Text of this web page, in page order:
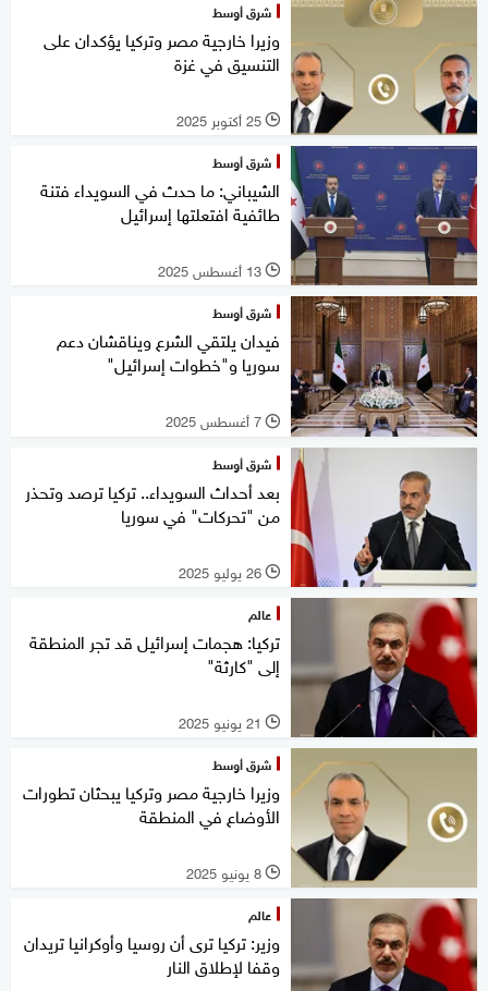
شرق أوسط
وزيرا خارجية مصر وتركيا يؤكدان على
التنسيق في غزة
l 25 أكتوبر 2025
شرق أوسط
الشيباني: ما حدث في السويداء فتنة
طائفية افتعلتها إسرائيل
l 13 أغسطس 2025
شرق أوسط
فيدان يلتقي الشرع ويناقشان دعم
سوريا و"خطوات إسرائيل"
l 7 أغسطس 2025
شرق أوسط
بعد أحداث السويداء.. تركيا ترصد وتحذر
من "تحركات" في سوريا
l 26 يوليو 2025
عالم
تركيا: هجمات إسرائيل قد تجر المنطقة
إلى "كارثة"
l 21 يونيو 2025
شرق أوسط
وزيرا خارجية مصر وتركيا يبحثان تطورات
الأوضاع في المنطقة
l 8 يونيو 2025
عالم
وزير: تركيا ترى أن روسيا وأوكرانيا تريدان
وقفا لإطلاق النار